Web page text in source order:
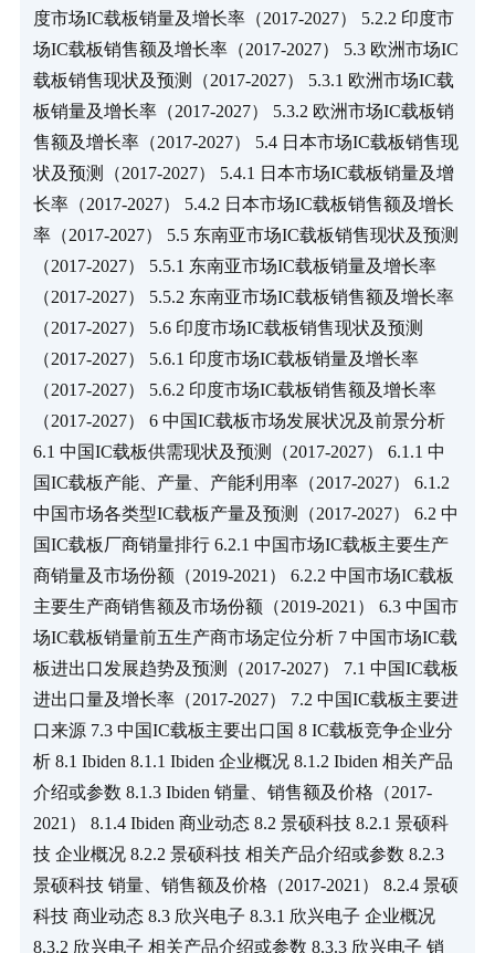
度市场IC载板销量及增长率（2017-2027） 5.2.2 印度市
场IC载板销售额及增长率（2017-2027） 5.3 欧洲市场IC
载板销售现状及预测（2017-2027） 5.3.1 欧洲市场IC载
板销量及增长率（2017-2027） 5.3.2 欧洲市场IC载板销
售额及增长率（2017-2027） 5.4 日本市场IC载板销售现
状及预测（2017-2027） 5.4.1 日本市场IC载板销量及增
长率（2017-2027） 5.4.2 日本市场IC载板销售额及增长
率（2017-2027） 5.5 东南亚市场IC载板销售现状及预测
（2017-2027） 5.5.1 东南亚市场IC载板销量及增长率
（2017-2027） 5.5.2 东南亚市场IC载板销售额及增长率
（2017-2027） 5.6 印度市场IC载板销售现状及预测
（2017-2027） 5.6.1 印度市场IC载板销量及增长率
（2017-2027） 5.6.2 印度市场IC载板销售额及增长率
（2017-2027） 6 中国IC载板市场发展状况及前景分析
6.1 中国IC载板供需现状及预测（2017-2027） 6.1.1 中
国IC载板产能、产量、产能利用率（2017-2027） 6.1.2
中国市场各类型IC载板产量及预测（2017-2027） 6.2 中
国IC载板厂商销量排行 6.2.1 中国市场IC载板主要生产
商销量及市场份额（2019-2021） 6.2.2 中国市场IC载板
主要生产商销售额及市场份额（2019-2021） 6.3 中国市
场IC载板销量前五生产商市场定位分析 7 中国市场IC载
板进出口发展趋势及预测（2017-2027） 7.1 中国IC载板
进出口量及增长率（2017-2027） 7.2 中国IC载板主要进
口来源 7.3 中国IC载板主要出口国 8 IC载板竞争企业分
析 8.1 Ibiden 8.1.1 Ibiden 企业概况 8.1.2 Ibiden 相关产品
介绍或参数 8.1.3 Ibiden 销量、销售额及价格（2017-
2021） 8.1.4 Ibiden 商业动态 8.2 景硕科技 8.2.1 景硕科
技 企业概况 8.2.2 景硕科技 相关产品介绍或参数 8.2.3
景硕科技 销量、销售额及价格（2017-2021） 8.2.4 景硕
科技 商业动态 8.3 欣兴电子 8.3.1 欣兴电子 企业概况
8.3.2 欣兴电子 相关产品介绍或参数 8.3.3 欣兴电子 销